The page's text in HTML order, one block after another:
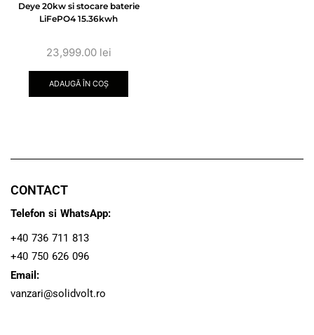
Deye 20kw si stocare baterie
LiFePO4 15.36kwh
23,999.00 lei
ADAUGĂ ÎN COȘ
CONTACT
Telefon si WhatsApp:
+40 736 711 813
+40 750 626 096
Email:
vanzari@solidvolt.ro